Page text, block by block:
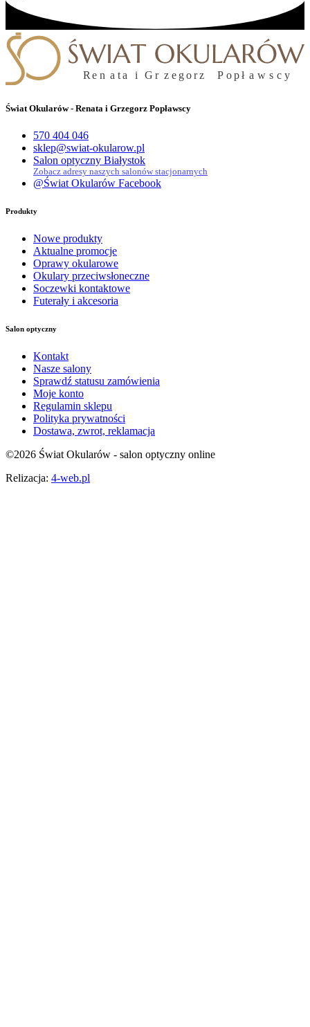
Świat Okularów - Renata i Grzegorz Popławscy
570 404 046
sklep@swiat-okularow.pl
Salon optyczny Białystok
Zobacz adresy naszych salonów stacjonarnych
@Świat Okularów Facebook
Produkty
Nowe produkty
Aktualne promocje
Oprawy okularowe
Okulary przeciwsłoneczne
Soczewki kontaktowe
Futerały i akcesoria
Salon optyczny
Kontakt
Nasze salony
Sprawdź statusu zamówienia
Moje konto
Regulamin sklepu
Polityka prywatności
Dostawa, zwrot, reklamacja
©2026 Świat Okularów - salon optyczny online
Relizacja: 4-web.pl